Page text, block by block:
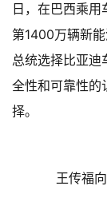
日，在巴西乘
第1400万辆新
总统选择比亚迪
全性和可靠性的
择。
王传福